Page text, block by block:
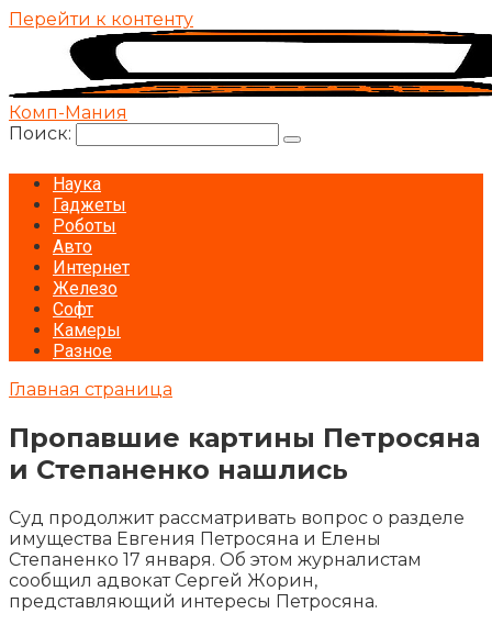
Перейти к контенту
Комп-Мания
Поиск:
Наука
Гаджеты
Роботы
Авто
Интернет
Железо
Софт
Камеры
Разное
Главная страница
Пропавшие картины Петросяна
и Степаненко нашлись
Суд продолжит рассматривать вопрос о разделе
имущества Евгения Петросяна и Елены
Степаненко 17 января. Об этом журналистам
сообщил адвокат Сергей Жорин,
представляющий интересы Петросяна.